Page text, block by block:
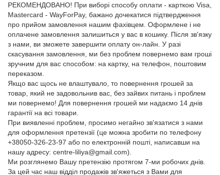
РЕКОМЕНДОВАНО! При виборі способу оплати - карткою Visa,
Mastercard - WayForPay, бажано дочекатися підтвердження
про прийом замовлення нашим фахівцем. Оформлене і не
оплачене замовлення залишиться у вас в кошику. Після зв'язку
з нами, ви зможете завершити оплату он-лайн. У разі
скасування замовлення, ми без проблем повернемо вам гроші
зручним для вас способом: на картку, на телефон, поштовим
переказом.
Якщо вас щось не влаштувало, то повернення грошей за
товар, який не задовольнив вас, без зайвих питань і проблем
ми повернемо! Для повернення грошей ми надаємо 14 днів
гарантії на всі товари.
При виявленні проблем, просимо негайно зв'язатися з нами
для оформлення претензії (це можна зробити по телефону
+38050-326-23-97 або по електронній пошті, написавши на
нашу адресу: centre-liliya@gmail.com).
Ми розглянемо Вашу претензію протягом 7-ми робочих днів.
За цей час наш відділ продажів зв'яжеться з Вами для